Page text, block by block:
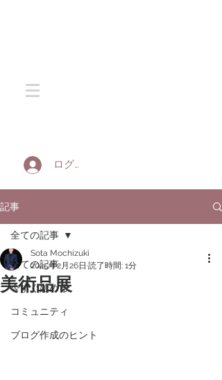
ログイン
記事
全ての記事
今すぐ始める
コミュニティ
ブログ作成のヒント
全ての記事
美術品展
Sota Mochizuki
2025年2月26日 読了時間: 1分